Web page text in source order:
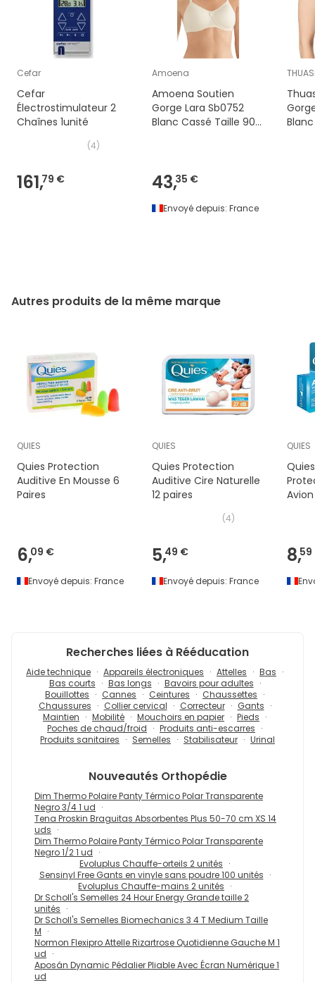
Cefar
Cefar
Électrostimulateur 2
Chaînes 1unité
(4)
161,79 €
Amoena
Amoena Soutien
Gorge Lara Sb0752
Blanc Cassé Taille 90B
43,35 €
Envoyé depuis: France
Autres produits de la même marque
QUIES
Quies Protection
Auditive En Mousse 6
Paires
6,09 €
Envoyé depuis: France
QUIES
Quies Protection
Auditive Cire Naturelle
12 paires
(4)
5,49 €
Envoyé depuis: France
QUIES
Avion
8,
Recherches liées à Rééducation
Aide technique Appareils électroniques Attelles
Bas
Bas courts
Bas longs
Bavoirs pour adultes
Bouillottes
Cannes Ceintures
Chaussettes
Chaussures
Collier cervical Correcteur
Gants
Maintien
Mobilité Mouchoirs en papier
Pieds
Poches de chaud/froid
Produits anti-escarres
Produits sanitaires
Semelles Stabilisateur Urinal
Nouveautés Orthopédie
Dim Thermo Polaire Panty Térmico Polar Transparente
Negro 3/4 1 ud
Tena Proskin Braguitas Absorbentes Plus 50-70 cm XS 14
uds
Dim Thermo Polaire Panty Térmico Polar Transparente
Negro 1/2 1 ud
Evoluplus Chauffe-orteils 2 unités
Sensinyl Free Gants en vinyle sans poudre 100 unités
Evoluplus Chauffe-mains 2 unités
Dr Scholl's Semelles 24 Hour Energy Grande taille 2
unités
Dr Scholl's Semelles Biomechanics 3 4 T Medium Taille
M
Normon Flexipro Attelle Rizartrose Quotidienne Gauche M 1
ud
Aposán Dynamic Pédalier Pliable Avec Écran Numérique 1
ud